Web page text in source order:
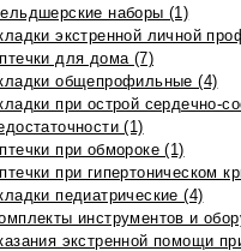
наборы (1)
экстренной личной
для дома (7)
общепрофильные (4)
при острой сердечно-
(1)
при обмороке (1)
при гипертоническом
педиатрические (4)
инструментов и
экстренной помощи